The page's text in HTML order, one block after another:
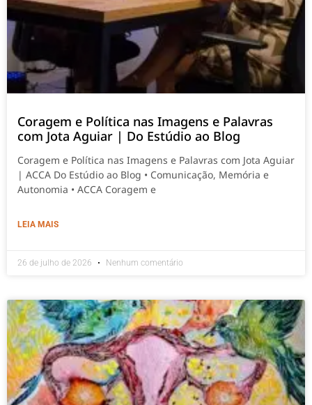
Coragem e Política nas Imagens e Palavras
com Jota Aguiar | Do Estúdio ao Blog
Coragem e Política nas Imagens e Palavras com Jota Aguiar
| ACCA Do Estúdio ao Blog • Comunicação, Memória e
Autonomia • ACCA Coragem e
LEIA MAIS
26 de julho de 2026 Nenhum comentário